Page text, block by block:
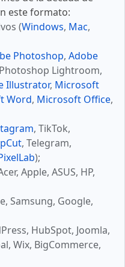
este formato:
(Windows, Mac,
Photoshop, Adobe
Lightroom,
Illustrator, Microsoft
Word, Microsoft Office,
, TikTok,
, Telegram,
);
Apple, ASUS, HP,
Samsung, Google,
HubSpot, Joomla,
Wix, BigCommerce,